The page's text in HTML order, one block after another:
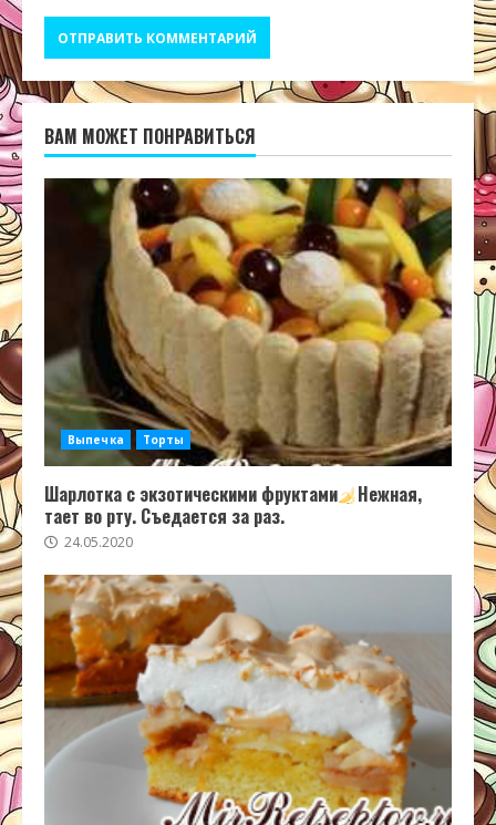
ВАМ МОЖЕТ ПОНРАВИТЬСЯ
Выпечка Торты
Шарлотка с экзотическими фруктами
Нежная,
тает во рту. Съедается за раз.
24.05.2020